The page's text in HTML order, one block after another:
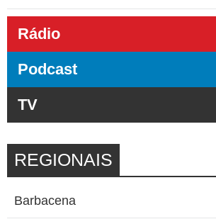
Rádio
Podcast
TV
REGIONAIS
Barbacena